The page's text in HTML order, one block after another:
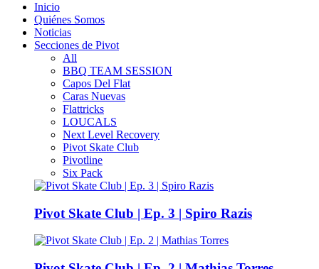
Inicio
Quiénes Somos
Noticias
Secciones de Pivot
All
BBQ TEAM SESSION
Capos Del Flat
Caras Nuevas
Flattricks
LOUCALS
Next Level Recovery
Pivot Skate Club
Pivotline
Six Pack
Pivot Skate Club | Ep. 3 | Spiro Razis